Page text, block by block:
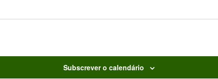
Subscrever o calendário